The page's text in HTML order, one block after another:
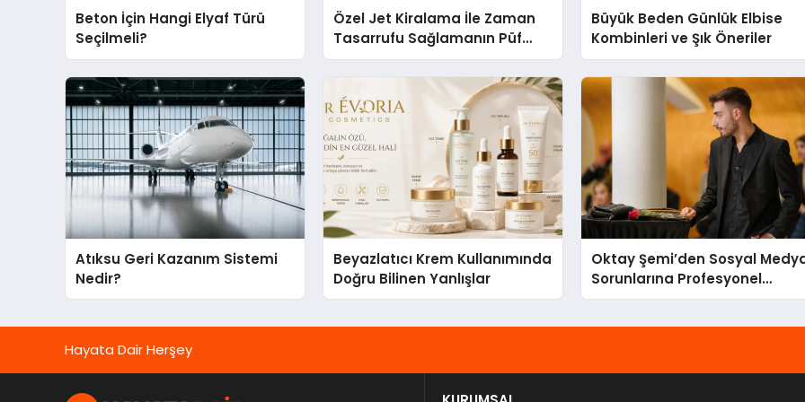
Beton İçin Hangi Elyaf Türü
Seçilmeli?
Özel Jet Kiralama İle Zaman
Tasarrufu Sağlamanın Püf
Noktaları
Büyük Beden Günlük Elbise
Kombinleri ve Şık Öneriler
Atıksu Geri Kazanım Sistemi
Nedir?
Beyazlatıcı Krem Kullanımında
Doğru Bilinen Yanlışlar
Oktay Şemi’den Sosyal
Sorunlarına Profesyonel
Müdahale ve Hızlı Çözüm
Hayata Dair Herşey